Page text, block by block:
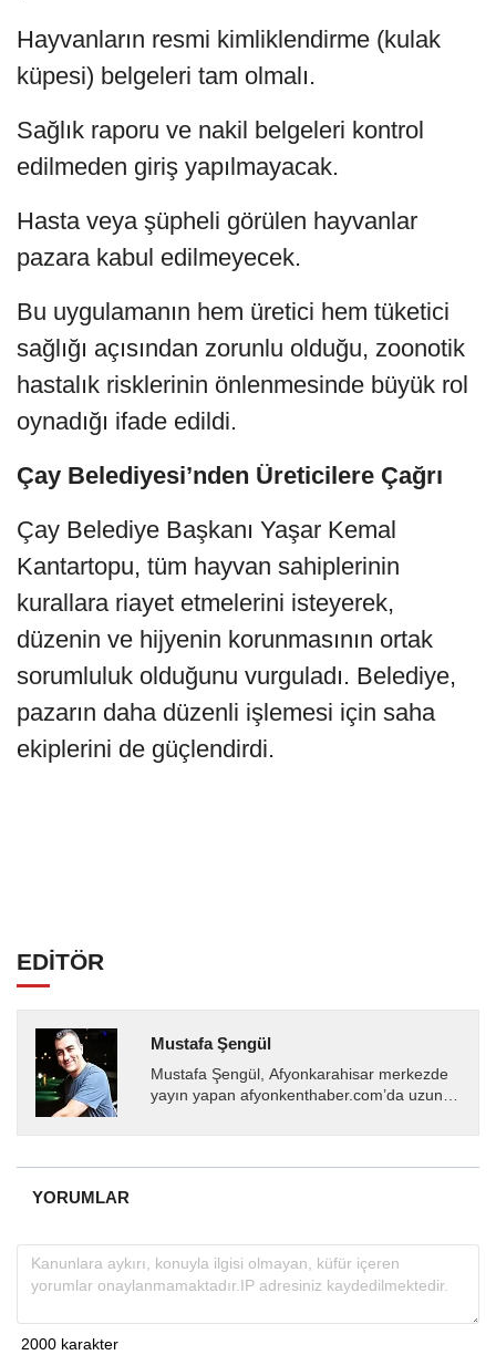
Hayvanların resmi kimliklendirme (kulak
küpesi) belgeleri tam olmalı.
Sağlık raporu ve nakil belgeleri kontrol
edilmeden giriş yapılmayacak.
Hasta veya şüpheli görülen hayvanlar
pazara kabul edilmeyecek.
Bu uygulamanın hem üretici hem tüketici
sağlığı açısından zorunlu olduğu, zoonotik
hastalık risklerinin önlenmesinde büyük rol
oynadığı ifade edildi.
Çay Belediyesi’nden Üreticilere Çağrı
Çay Belediye Başkanı Yaşar Kemal
Kantartopu, tüm hayvan sahiplerinin
kurallara riayet etmelerini isteyerek,
düzenin ve hijyenin korunmasının ortak
sorumluluk olduğunu vurguladı. Belediye,
pazarın daha düzenli işlemesi için saha
ekiplerini de güçlendirdi.
EDİTÖR
Mustafa Şengül
Mustafa Şengül, Afyonkarahisar merkezde
yayın yapan afyonkenthaber.com’da uzun
almakta, haber akışı...
YORUMLAR